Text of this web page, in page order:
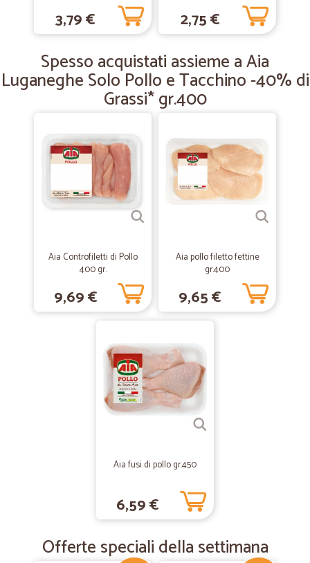
Affidabile e veloce servizio a…
Affidabile e veloce servizio a domicilio cortese e professionale
3,79 € 2,75 €
Spesso acquistati assieme a Aia
Luganeghe Solo Pollo e Tacchino -40% di
Grassi* gr.400
Aia Controfiletti di Pollo
400 gr.
9,69 €
Aia pollo filetto fettine
gr.400
9,65 €
Aia fusi di pollo gr.450
6,59 €
Offerte speciali della settimana